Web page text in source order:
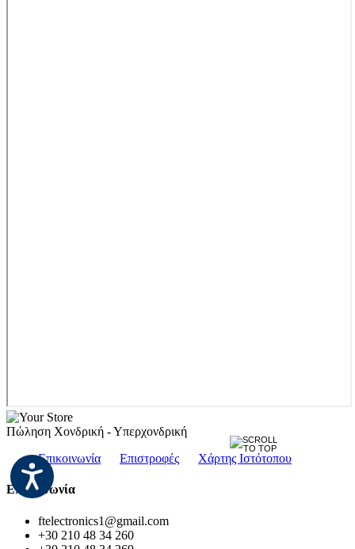
Πώληση Χονδρική - Υπερχονδρική
Επικοινωνία
Επιστροφές Χάρτης Ιστότοπου
Επικοινωνία
ftelectronics1@gmail.com
+30 210 48 34 260